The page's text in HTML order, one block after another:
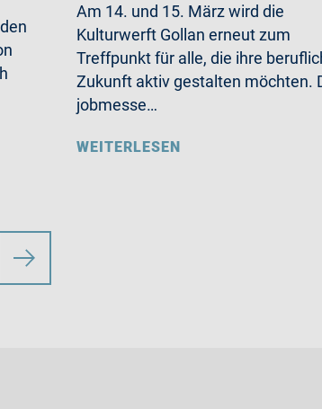
Am 14. und 15. März wird die
Kulturwerft Gollan erneut zum
Treffpunkt für alle, die ihre
Zukunft aktiv gestalten möchten.
jobmesse…
WEITERLESEN